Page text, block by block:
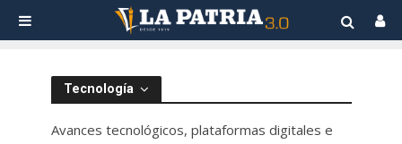
Tecnología
Avances tecnológicos, plataformas digitales e